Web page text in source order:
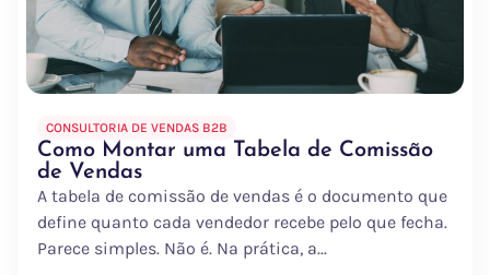
CONSULTORIA DE VENDAS B2B
Como Montar uma Tabela de Comissão
de Vendas
A tabela de comissão de vendas é o documento que
define quanto cada vendedor recebe pelo que fecha.
Parece simples. Não é. Na prática, a...